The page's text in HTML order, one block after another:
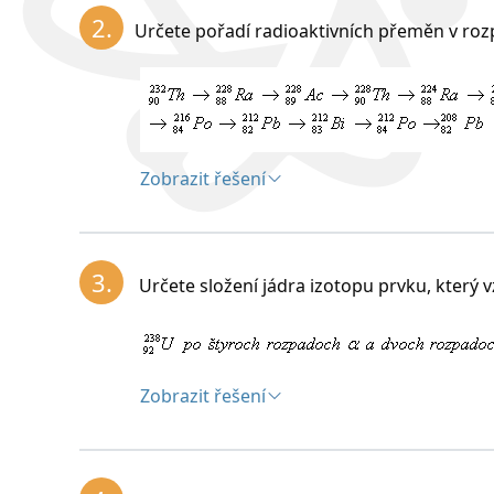
prvku, přičemž se vyzařuje energie.
2. Určete pořadí radioaktivních přeměn v
Zobrazit řešení
3. Určete složení jádra izotopu prvku, který
Zobrazit řešení